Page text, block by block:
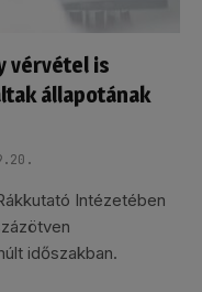
vérvétel is
állapotának
Intézetében
időszakban.